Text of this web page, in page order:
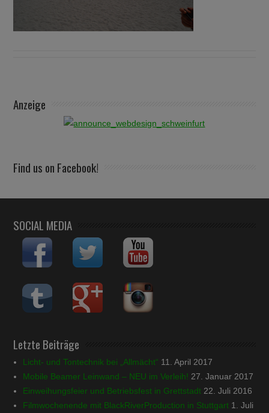
Anzeige
Find us on Facebook!
SOCIAL MEDIA
Letzte Beiträge
Licht- und Tontechnik bei „Allmächt“ 11. April 2017
Mobile Beamer Leinwand – NEU im Verleih! 27. Januar 2017
Einweihungsfeier und Betriebsfest in Grettstadt 22. Juli 2016
Filmwochenende mit BlackRiverProduction in Stuttgart 1. Juli